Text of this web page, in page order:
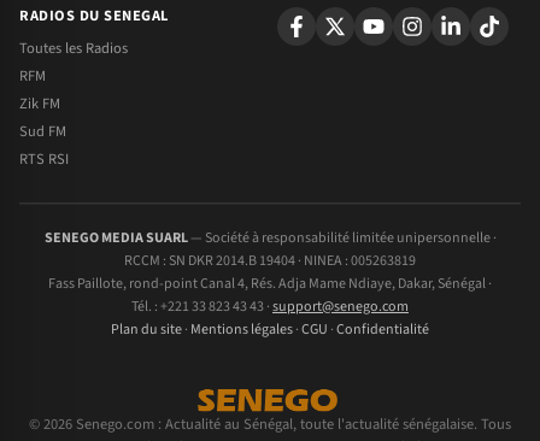
RADIOS DU SENEGAL
Toutes les Radios
RFM
Zik FM
Sud FM
RTS RSI
SENEGO MEDIA SUARL— Société à responsabilité limitée unipersonnelle ·
RCCM : SN DKR 2014.B 19404 · NINEA : 005263819
Fass Paillote, rond-point Canal 4, Rés. Adja Mame Ndiaye, Dakar, Sénégal ·
Tél. : +221 33 823 43 43 ·support@senego.com
Plan du site· Mentions légales·CGU ·Confidentialité
© 2026 Senego.com : Actualité au Sénégal, toute l'actualité sénégalaise. Tous